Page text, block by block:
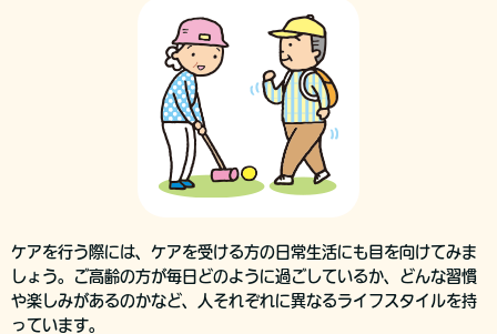
ケアを行う際には、ケアを受ける方の日常生活にも目を向けてみま
しょう。ご高齢の方が毎日どのように過ごしているか、どんな習慣
や楽しみがあるのかなど、人それぞれに異なるライフスタイルを持
っています。